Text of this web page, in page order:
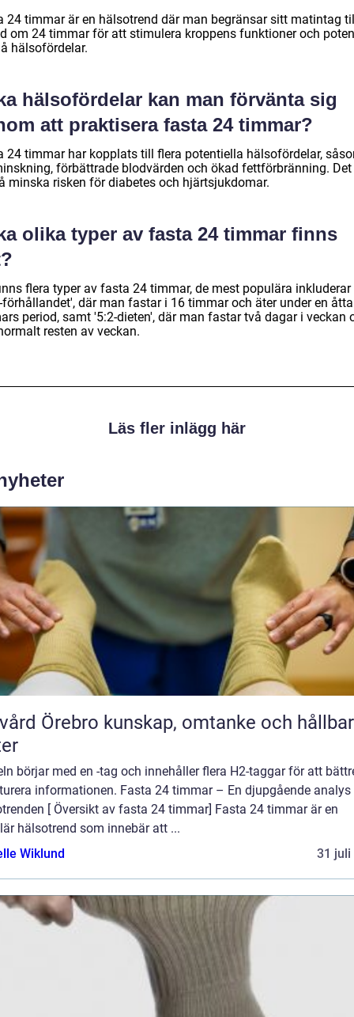
24 timmar är en hälsotrend där man begränsar sitt matintag
om 24 timmar för att stimulera kroppens funktioner och
hälsofördelar.
hälsofördelar kan man förvänta sig
att praktisera fasta 24 timmar?
24 timmar har kopplats till flera potentiella hälsofördelar,
förbättrade blodvärden och ökad fettförbränning.
minska risken för diabetes och hjärtsjukdomar.
olika typer av fasta 24 timmar finns
flera typer av fasta 24 timmar, de mest populära inkluderar
förhållandet', där man fastar i 16 timmar och äter under en åtta
period, samt '5:2-dieten', där man fastar två dagar i veckan
resten av veckan.
Läs fler inlägg här
kunskap, omtanke och hållbara
börjar med en -tag och innehåller flera H2-taggar för att
informationen. Fasta 24 timmar – En djupgående analys
[ Översikt av fasta 24 timmar] Fasta 24 timmar är en
hälsotrend som innebär att ...
Wiklund
31 juli